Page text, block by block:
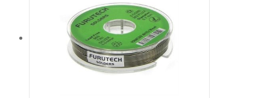
flera
varianter.
De
olika
alternativen